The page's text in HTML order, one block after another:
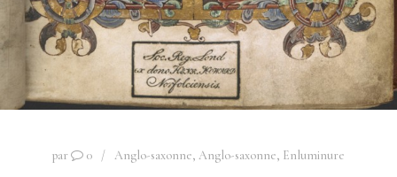
par 0 Anglo-saxonne, Anglo-saxonne, Enluminure